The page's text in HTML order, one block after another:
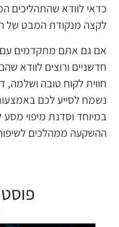
כדאי לוודא שהתהליכים
לקצה מנקודת המבט של
אם גם אתם מתקדמים עם
חדשניים ורוצים לוודא
חווית לקוח טובה ושלמה,
נשמח לסייע לכם
במיוחד וסדנת מיפוי
ההשקעה ממהלכים לשיפור